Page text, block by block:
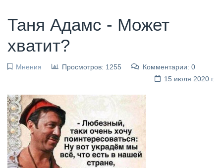
Таня Адамс - Может
хватит?
Мнения Просмотров: 1255
Комментарии: 0
15 июля 2020 г.